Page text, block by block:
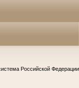
Российской